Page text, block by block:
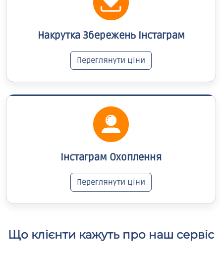
Накрутка Збережень Інстаграм
Переглянути ціни
Інстаграм Охоплення
Переглянути ціни
Що клієнти кажуть про наш сервіс